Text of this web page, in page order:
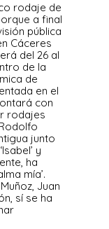
rodaje de
a final
pública
Cáceres
del 26 al
de la
de
en el
con
rodajes
junto
y
ha
mía’.
Juan
sí se ha